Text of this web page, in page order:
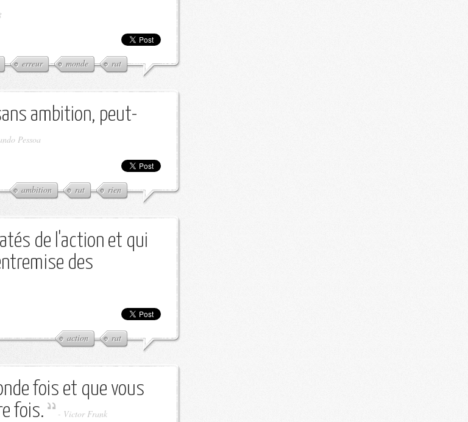
erreur monde rat
ambition, peut-
Pessoa
ambition rat rien
de l'action et qui
des
action rat
fois et que vous
fois.
- Victor Frank